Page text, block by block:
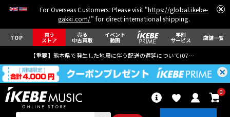
For Overseas Customers: Please visit "https://global.ikebe-
gakki.com/" for direct international shipping.
TOP 買う
ストア
売る
中古買取
イベント
動画
学割
サービス 店舗一覧
【重要】熊本県で発生した地震に伴う配送の遅延について(07月29日
0